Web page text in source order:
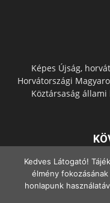
Képes Újság,
Horvátországi
Köztársaság
Kedves Látogató!
élmény
honlapunk